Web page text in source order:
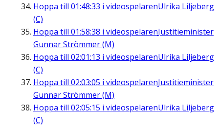
Hoppa till 01:48:33 i videospelarenUlrika Liljeberg
(C)
Hoppa till 01:58:38 i videospelarenJustitieminister
Gunnar Strömmer (M)
Hoppa till 02:01:13 i videospelarenUlrika Liljeberg
(C)
Hoppa till 02:03:05 i videospelarenJustitieminister
Gunnar Strömmer (M)
Hoppa till 02:05:15 i videospelarenUlrika Liljeberg
(C)